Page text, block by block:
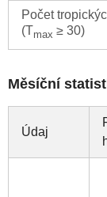
Počet
(Tmax ≥ 30)
Měsíční
Údaj